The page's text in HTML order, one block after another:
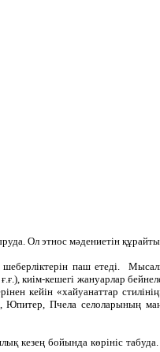
Ол этнос мәдениетін
паш етеді.
киім-кешегі жануарлар
кейін «хайуанаттар
Пчела селоларының
кезең бойында көрініс табуда.